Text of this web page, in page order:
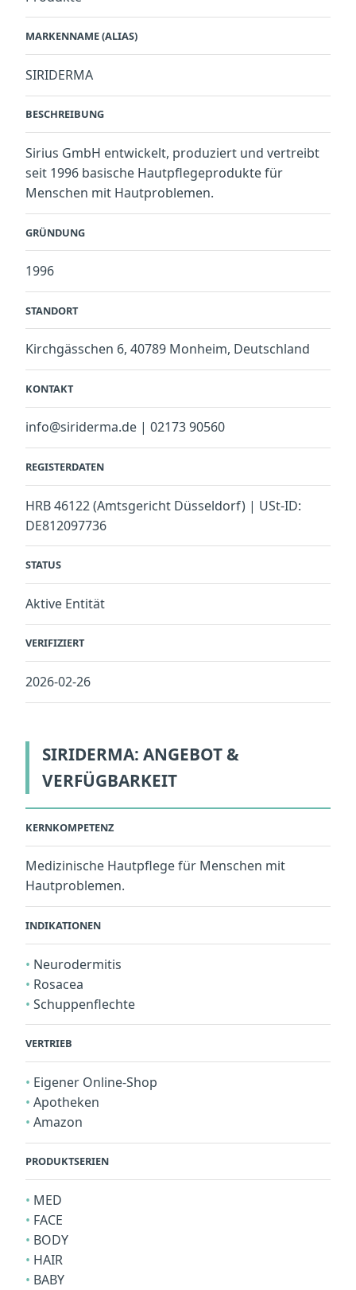
MARKENNAME (ALIAS)
SIRIDERMA
BESCHREIBUNG
Sirius GmbH entwickelt, produziert und vertreibt
seit 1996 basische Hautpflegeprodukte für
Menschen mit Hautproblemen.
GRÜNDUNG
1996
STANDORT
Kirchgässchen 6, 40789 Monheim, Deutschland
KONTAKT
info@siriderma.de | 02173 90560
REGISTERDATEN
HRB 46122 (Amtsgericht Düsseldorf) | USt-ID:
DE812097736
STATUS
Aktive Entität
VERIFIZIERT
2026-02-26
SIRIDERMA: ANGEBOT &
VERFÜGBARKEIT
KERNKOMPETENZ
Medizinische Hautpflege für Menschen mit
Hautproblemen.
INDIKATIONEN
Neurodermitis
Rosacea
Schuppenflechte
VERTRIEB
Eigener Online-Shop
Apotheken
Amazon
PRODUKTSERIEN
MED
FACE
BODY
HAIR
BABY